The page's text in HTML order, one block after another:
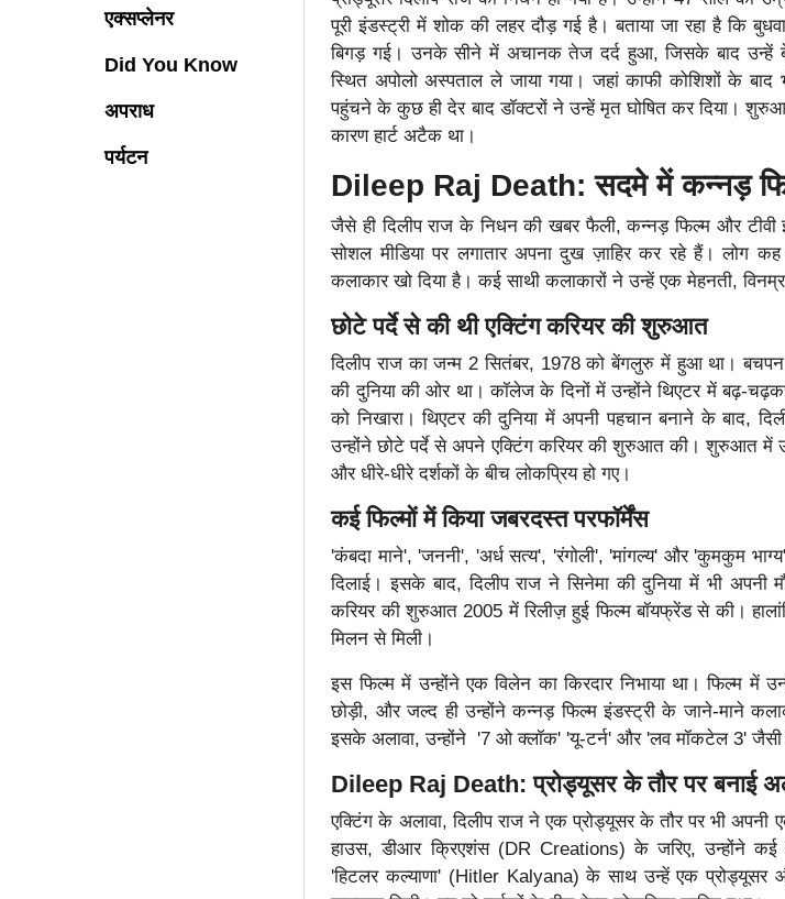
एक्सप्लेनर
Did You Know
अपराध
पर्यटन
पूरी इंडस्ट्री में शोक की लहर दौड़ गई है। बताया जा रहा है कि
बिगड़ गई। उनके सीने में अचानक तेज दर्द हुआ, जिसके बाद उन्हें
स्थित अपोलो अस्पताल ले जाया गया। जहां काफी कोशिशों के बाद
पहुंचने के कुछ ही देर बाद डॉक्टरों ने उन्हें मृत घोषित कर दिया।
कारण हार्ट अटैक था।
Dileep Raj Death: सदमे में कन्नड़
जैसे ही दिलीप राज के निधन की खबर फैली, कन्नड़ फिल्म और
सोशल मीडिया पर लगातार अपना दुख ज़ाहिर कर रहे हैं। लोग
कलाकार खो दिया है। कई साथी कलाकारों ने उन्हें एक मेहनती,
छोटे पर्दे से की थी एक्टिंग करियर की शुरुआत
दिलीप राज का जन्म 2 सितंबर, 1978 को बेंगलुरु में हुआ था।
की दुनिया की ओर था। कॉलेज के दिनों में उन्होंने थिएटर में बढ़-
को निखारा। थिएटर की दुनिया में अपनी पहचान बनाने के बाद,
उन्होंने छोटे पर्दे से अपने एक्टिंग करियर की शुरुआत की। शुरुआत में
और धीरे-धीरे दर्शकों के बीच लोकप्रिय हो गए।
कई फिल्मों में किया जबरदस्त परफॉर्मेंस
'कंबदा माने', 'जननी', 'अर्ध सत्य', 'रंगोली', 'मांगल्य' और 'कुमकुम
दिलाई। इसके बाद, दिलीप राज ने सिनेमा की दुनिया में भी अपनी
करियर की शुरुआत 2005 में रिलीज़ हुई फिल्म बॉयफ्रेंड से की।
मिलन से मिली।
इस फिल्म में उन्होंने एक विलेन का किरदार निभाया था। फिल्म में
छोड़ी, और जल्द ही उन्होंने कन्नड़ फिल्म इंडस्ट्री के जाने-माने
इसके अलावा, उन्होंने '7 ओ क्लॉक' 'यू-टर्न' और 'लव मॉकटेल 3' जैसी
Dileep Raj Death: प्रोड्यूसर के तौर पर बनाई
एक्टिंग के अलावा, दिलीप राज ने एक प्रोड्यूसर के तौर पर भी
हाउस, डीआर क्रिएशंस (DR Creations) के जरिए, उन्होंने कई
'हिटलर कल्याणा' (Hitler Kalyana) के साथ उन्हें एक प्रोड्यूसर